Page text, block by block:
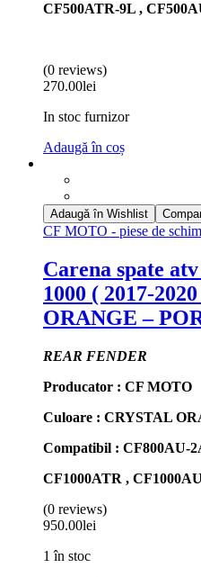
CF500ATR-9L ,
(0 reviews)
270.00lei
In stoc furnizor
Adaugă în coș
Adaugă în Wishlist
CF MOTO - piese de
Carena spate
1000 ( 2017-
ORANGE –
REAR FENDER
Producator : CF MOTO
Culoare : CRYSTAL
Compatibil : CF800AU-
CF1000ATR ,
(0 reviews)
950.00lei
1 în stoc